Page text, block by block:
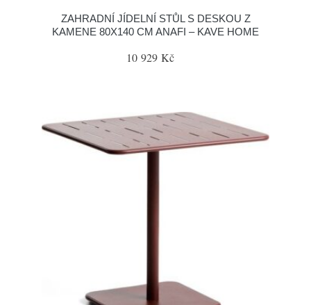
ZAHRADNÍ JÍDELNÍ STŮL S DESKOU Z
KAMENE 80X140 CM ANAFI – KAVE HOME
10 929 Kč